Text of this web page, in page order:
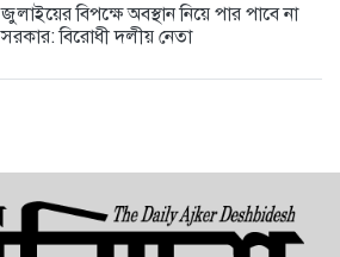
জুলাইয়ের বিপক্ষে অবস্থান নিয়ে পার পাবে না
সরকার: বিরোধী দলীয় নেতা